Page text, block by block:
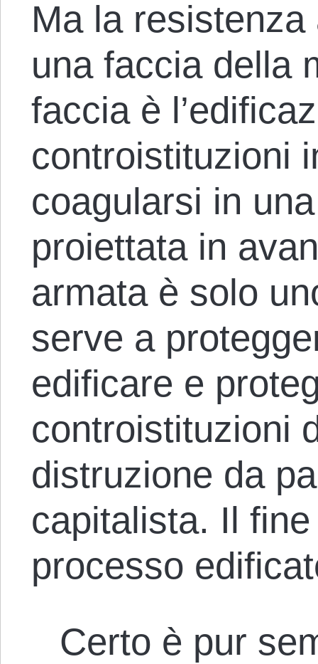
Ma la
una faccia della
faccia è
controistituzioni
coagularsi in
proiettata in
armata è solo
serve a
edificare e
controistituzioni
distruzione da
capitalista. Il
processo
Certo è pur